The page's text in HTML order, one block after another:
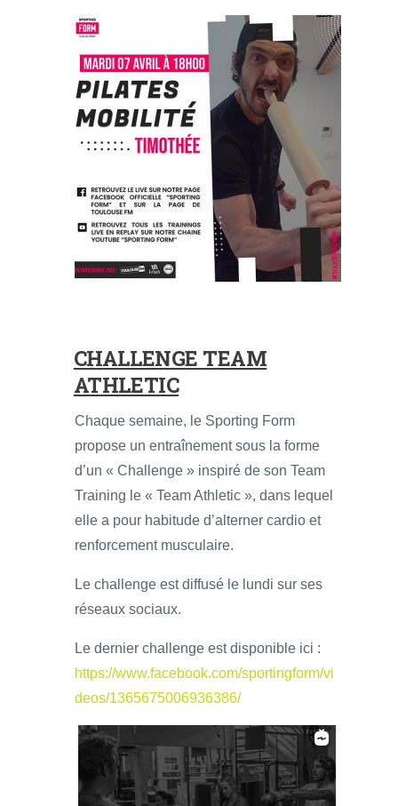
CHALLENGE TEAM
ATHLETIC
Chaque semaine, le Sporting Form
propose un entraînement sous la forme
d’un « Challenge » inspiré de son Team
Training le « Team Athletic », dans lequel
elle a pour habitude d’alterner cardio et
renforcement musculaire.
Le challenge est diffusé le lundi sur ses
réseaux sociaux.
Le dernier challenge est disponible ici :
https://www.facebook.com/sportingform/vi
deos/1365675006936386/